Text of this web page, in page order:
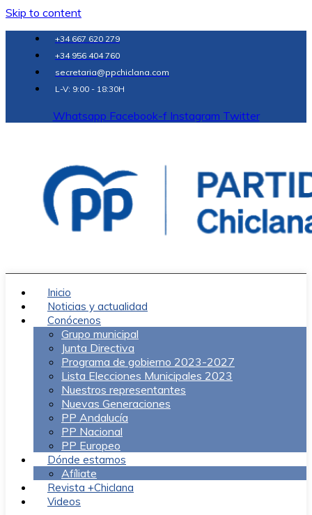
Skip to content
+34 667 620 279
+34 956 404 760
secretaria@ppchiclana.com
L-V: 9:00 - 18:30H
Whatsapp Facebook-f Instagram Twitter
Inicio
Noticias y actualidad
Conócenos
Grupo municipal
Junta Directiva
Programa de gobierno 2023-2027
Lista Elecciones Municipales 2023
Nuestros representantes
Nuevas Generaciones
PP Andalucía
PP Nacional
PP Europeo
Dónde estamos
Afíliate
Revista +Chiclana
Videos